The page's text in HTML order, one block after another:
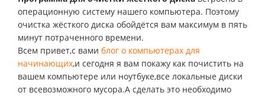
операционную систему нашего компьютера. Поэтому
очистка жёсткого диска обойдётся вам максимум в пять
минут потраченного времени.
Всем привет,с вами блог о компьютерах для
начинающих,и сегодня я вам покажу как почистить на
вашем компьютере или ноутбуке,все локальные диски
от всевозможного мусора.А сделать это необходимо